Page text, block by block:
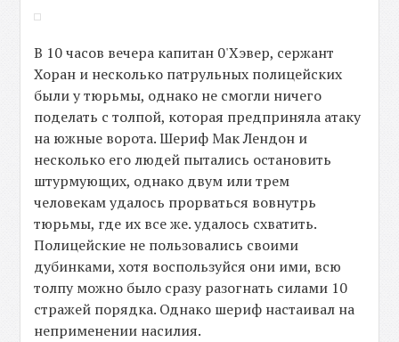
В 10 часов вечера капитан 0'Хэвер, сержант
Хоран и несколько патрульных полицейских
были у тюрьмы, однако не смогли ничего
поделать с толпой, которая предприняла атаку
на южные ворота. Шериф Мак Лендон и
несколько его людей пытались остановить
штурмующих, однако двум или трем
человекам удалось прорваться вовнутрь
тюрьмы, где их все же. удалось схватить.
Полицейские не пользовались своими
дубинками, хотя воспользуйся они ими, всю
толпу можно было сразу разогнать силами 10
стражей порядка. Однако шериф настаивал на
неприменении насилия.